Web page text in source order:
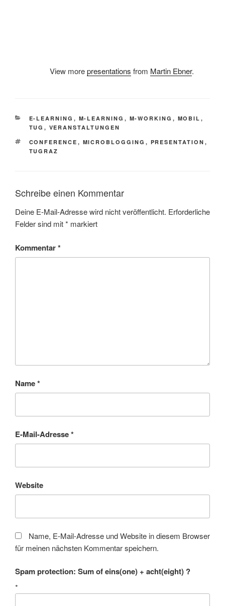
View morepresentations from Martin Ebner.
KATEGORIEN
E-LEARNING , M-LEARNING , M-WORKING , MOBIL ,
TUG , VERANSTALTUNGEN
SCHLAGWÖRTER
CONFERENCE , MICROBLOGGING , PRESENTATION ,
TUGRAZ
Schreibe einen Kommentar
Deine E-Mail-Adresse wird nicht veröffentlicht. Erforderliche
Felder sind mit* markiert
Kommentar*
Name*
E-Mail-Adresse*
Website
Name, E-Mail-Adresse und Website in diesem Browser
für meinen nächsten Kommentar speichern.
Spam protection: Sum of eins(one) + acht(eight) ?
*